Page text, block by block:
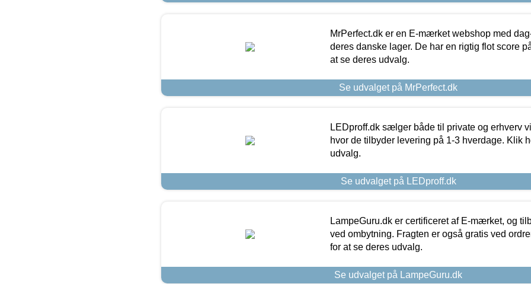
MrPerfect.dk er en E-mærket webshop med
deres danske lager. De har en rigtig flot score
at se deres udvalg.
Se udvalget på MrPerfect.dk
LEDproff.dk sælger både til private og erhverv
hvor de tilbyder levering på 1-3 hverdage. Klik
udvalg.
Se udvalget på LEDproff.dk
LampeGuru.dk er certificeret af E-mærket, og
ved ombytning. Fragten er også gratis ved
for at se deres udvalg.
Se udvalget på LampeGuru.dk